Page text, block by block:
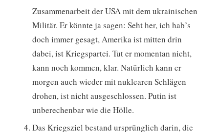
Zusammenarbeit der USA mit dem ukrainischen
Militär. Er könnte ja sagen: Seht her, ich hab’s
doch immer gesagt, Amerika ist mitten drin
dabei, ist Kriegspartei. Tut er momentan nicht,
kann noch kommen, klar. Natürlich kann er
morgen auch wieder mit nuklearen Schlägen
drohen, ist nicht ausgeschlossen. Putin ist
unberechenbar wie die Hölle.
Das Kriegsziel bestand ursprünglich darin, die